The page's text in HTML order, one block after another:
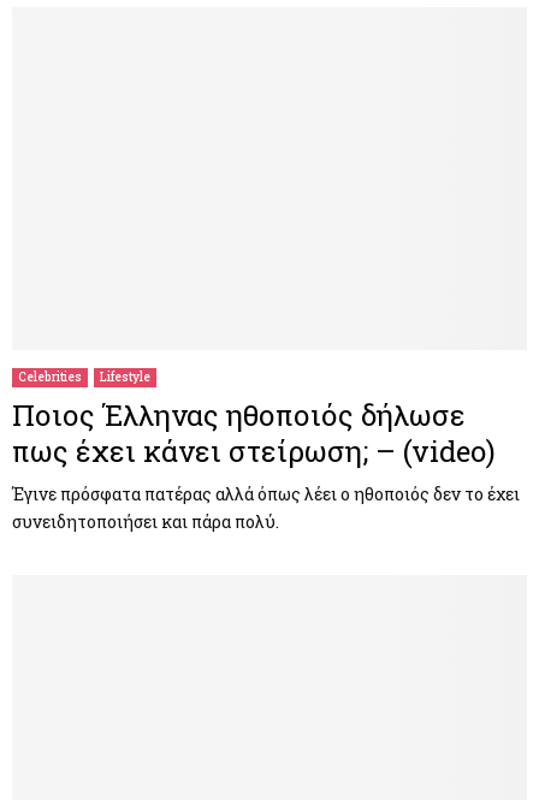
Celebrities Lifestyle
Ποιος Έλληνας ηθοποιός δήλωσε
πως έχει κάνει στείρωση; – (video)
Έγινε πρόσφατα πατέρας αλλά όπως λέει ο ηθοποιός δεν το έχει
συνειδητοποιήσει και πάρα πολύ.